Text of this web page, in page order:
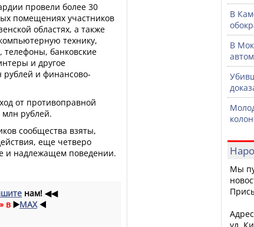
провели более 30
помещениях участников
областях, а также
технику,
банковские
и другое
рублей и финансово-
от противоправной
рублей.
сообщества взяты,
еще четверо
и надлежащем поведении.
нам! ◀◀
в ▶️MAX ◀️
В
В
Мы